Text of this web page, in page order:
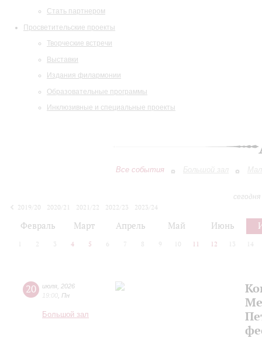
Стать партнером
Просветительские проекты
Творческие встречи
Выставки
Издания филармонии
Образовательные программы
Инклюзивные и специальные проекты
Все события Большой зал
2019/20
2020/21 2021/22 2022/23
2023/24
Февраль Март Апрель Май Июнь
2 3 4 5 6 7 8 9 10 11 12 13 14
20 июля 2026
19:00 Пн
Большой зал